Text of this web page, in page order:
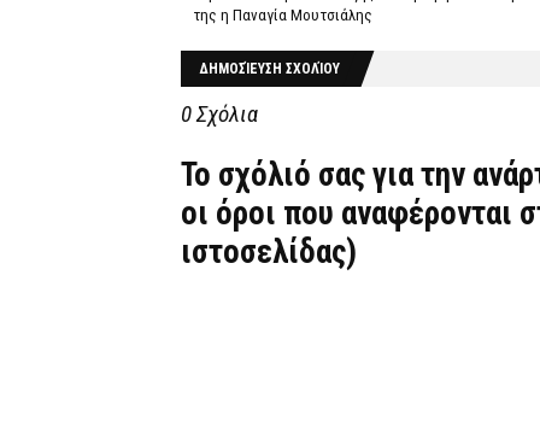
της η Παναγία Μουτσιάλης
ΔΗΜΟΣΊΕΥΣΗ ΣΧΟΛΊΟΥ
0 Σχόλια
Το σχόλιό σας για την
οι όροι που αναφέρονται
ιστοσελίδας)